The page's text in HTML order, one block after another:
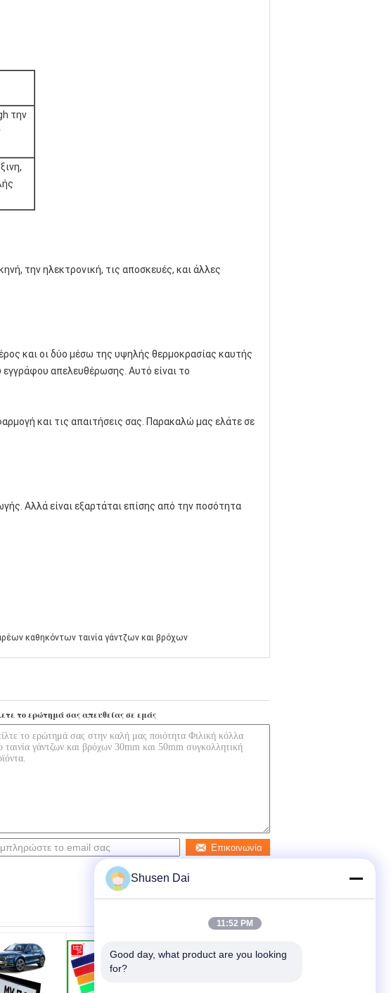
την
την ηλεκτρονική, τις αποσκευές, και άλλες
και οι δύο μέσω της υψηλής θερμοκρασίας καυτής
απελευθέρωσης. Αυτό είναι το
και τις απαιτήσεις σας. Παρακαλώ μας ελάτε σε
Αλλά είναι εξαρτάται επίσης από την ποσότητα
καθηκόντων ταινία γάντζων και βρόχων
το ερώτημά σας απευθείας σε εμάς
Επικοινωνία
Shusen Dai
11:52 PM
Good day, what product are you looking
for?